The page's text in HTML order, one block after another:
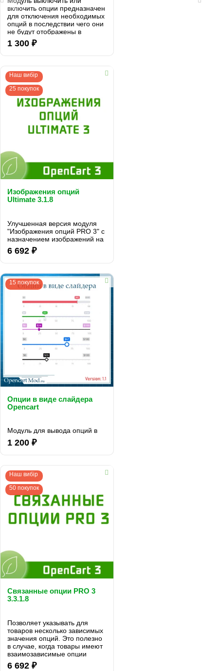
включить опции предназначен
для отключения необходимых
опций в последствии чего они
не будут отображены в
карточке товара По
умолчанию в Opencart нету
товаре удалять опций .. Моду..
1 300 ₽
Наш вибір
25 покупок
Изображения опций
Ultimate 3.1.8
Улучшенная версия модуля
"Изображения опций PRO 3" с
назначением изображений на
связки и драг-н-дроп...
6 692 ₽
15 покупок
Опции в виде слайдера
Opencart
Модуль для вывода опций в
1 200 ₽
Наш вибір
50 покупок
Связанные опции PRO 3
3.3.1.8
Позволяет указывать для
товаров несколько зависимых
значения опций. Это полезно
в случае, когда товары имеют
взаимозависимые опции
(характеристики)...
6 692 ₽